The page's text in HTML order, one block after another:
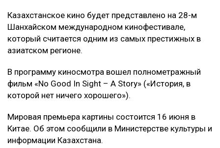
Казахстанское кино будет представлено на 28-м
Шанхайском международном кинофестивале,
который считается одним из самых престижных в
азиатском регионе.
В программу киносмотра вошел полнометражный
фильм «No Good In Sight – A Story» («История, в
которой нет ничего хорошего»).
Мировая премьера картины состоится 16 июня в
Китае. Об этом сообщили в Министерстве культуры и
информации Казахстана.